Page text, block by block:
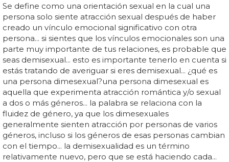
Se define como una orientación sexual en la cual una
persona solo siente atracción sexual después de haber
creado un vínculo emocional significativo con otra
persona... si sientes que los vínculos emocionales son una
parte muy importante de tus relaciones, es probable que
seas demisexual... esto es importante tenerlo en cuenta si
estás tratando de averiguar si eres demisexual... ¿qué es
una persona dimesexual?una persona dimesexual es
aquella que experimenta atracción romántica y/o sexual
a dos o más géneros... la palabra se relaciona con la
fluidez de género, ya que los dimesexuales
generalmente sienten atracción por personas de varios
géneros, incluso si los géneros de esas personas cambian
con el tiempo... la demisexualidad es un término
relativamente nuevo, pero que se está haciendo cada...